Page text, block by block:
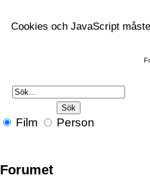
Cookies och JavaScript
Film Person
Forumet